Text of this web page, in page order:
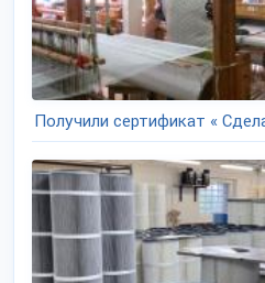
Получили сертификат «